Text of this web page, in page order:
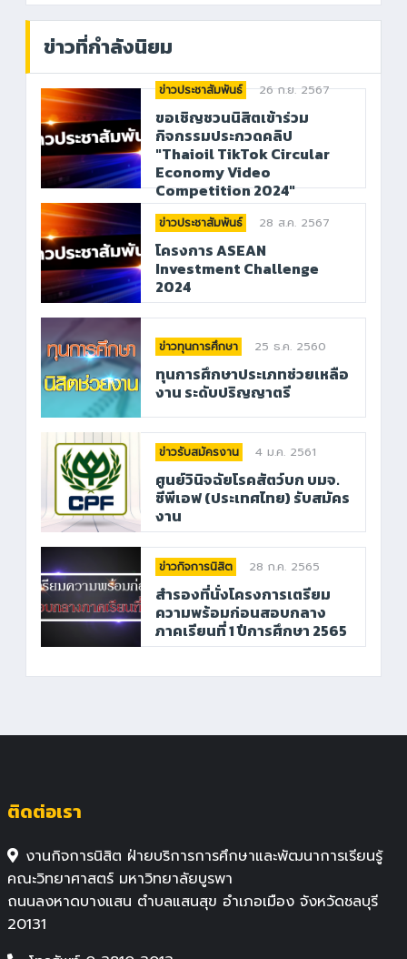
ข่าวที่กำลังนิยม
ข่าวประชาสัมพันธ์ 26 ก.ย. 2567
ขอเชิญชวนนิสิตเข้าร่วม
กิจกรรมประกวดคลิป
"Thaioil TikTok Circular
Economy Video
Competition 2024"
ข่าวประชาสัมพันธ์ 28 ส.ค. 2567
โครงการ ASEAN
Investment Challenge
2024
ข่าวทุนการศึกษา 25 ธ.ค. 2560
ทุนการศึกษาประเภทช่วยเหลือ
งาน ระดับปริญญาตรี
ข่าวรับสมัครงาน 4 ม.ค. 2561
ศูนย์วินิจฉัยโรคสัตว์บก บมจ.
ซีพีเอฟ (ประเทศไทย) รับสมัคร
งาน
ข่าวกิจการนิสิต 28 ก.ค. 2565
สำรองที่นั่งโครงการเตรียม
ความพร้อมก่อนสอบกลาง
ภาคเรียนที่ 1 ปีการศึกษา 2565
ติดต่อเรา
งานกิจการนิสิต ฝ่ายบริการการศึกษาและพัฒนาการเรียนรู้
คณะวิทยาศาสตร์ มหาวิทยาลัยบูรพา
ถนนลงหาดบางแสน ตำบลแสนสุข อำเภอเมือง จังหวัดชลบุรี
20131